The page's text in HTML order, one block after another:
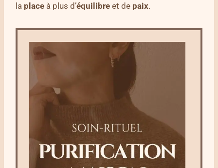
la place à plus d’équilibre et de paix.